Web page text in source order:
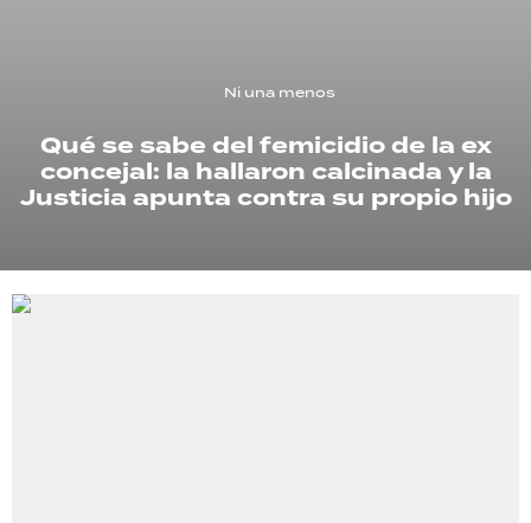
Ni una menos
Qué se sabe del femicidio de la ex
concejal: la hallaron calcinada y la
Justicia apunta contra su propio hijo
RECETAS
PALABRAS